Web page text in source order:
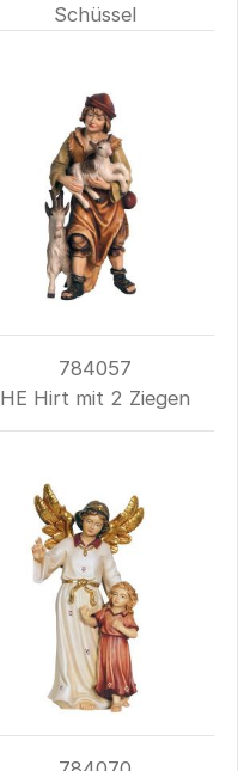
Schüssel
784057
HE Hirt mit 2 Ziegen